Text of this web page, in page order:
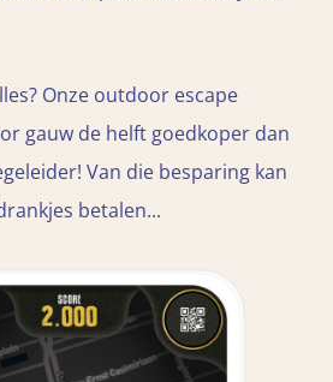
Onze outdoor escape
gauw de helft goedkoper dan
Van die besparing kan
betalen...